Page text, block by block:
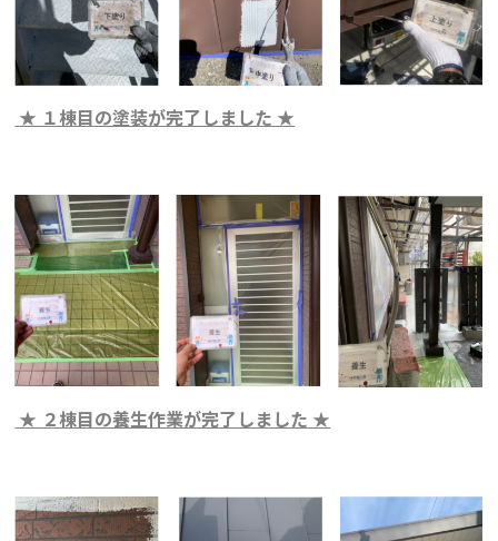
★ １棟目の塗装が完了しました ★
★ ２棟目の養生作業が完了しました ★